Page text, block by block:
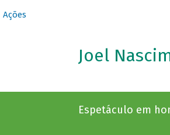
Ações
Joel
Espetáculo em